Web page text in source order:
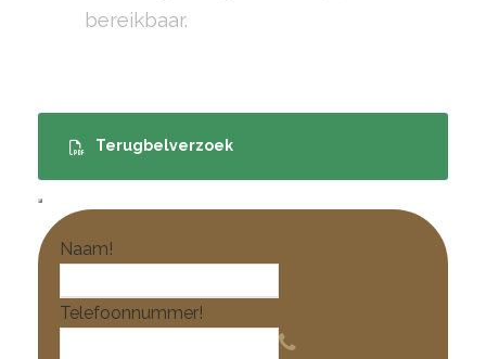
bereikbaar.
Terugbelverzoek
Naam!
Telefoonnummer!